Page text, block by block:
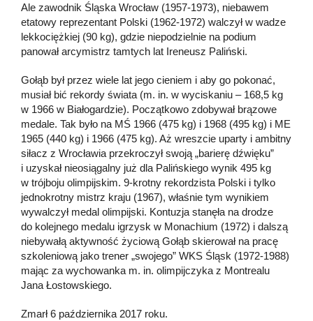
Ale zawodnik Śląska Wrocław (1957-1973), niebawem
etatowy reprezentant Polski (1962-1972) walczył w wadze
lekkociężkiej (90 kg), gdzie niepodzielnie na podium
panował arcymistrz tamtych lat Ireneusz Paliński.
Gołąb był przez wiele lat jego cieniem i aby go pokonać,
musiał bić rekordy świata (m. in. w wyciskaniu – 168,5 kg
w 1966 w Białogardzie). Początkowo zdobywał brązowe
medale. Tak było na MŚ 1966 (475 kg) i 1968 (495 kg) i ME
1965 (440 kg) i 1966 (475 kg). Aż wreszcie uparty i ambitny
siłacz z Wrocławia przekroczył swoją „barierę dźwięku”
i uzyskał nieosiągalny już dla Palińskiego wynik 495 kg
w trójboju olimpijskim. 9-krotny rekordzista Polski i tylko
jednokrotny mistrz kraju (1967), właśnie tym wynikiem
wywalczył medal olimpijski. Kontuzja stanęła na drodze
do kolejnego medalu igrzysk w Monachium (1972) i dalszą
niebywałą aktywność życiową Gołąb skierował na pracę
szkoleniową jako trener „swojego” WKS Śląsk (1972-1988)
mając za wychowanka m. in. olimpijczyka z Montrealu
Jana Łostowskiego.
Zmarł 6 października 2017 roku.